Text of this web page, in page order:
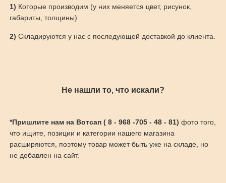
1) Которые производим (у них меняется цвет, рисунок,
габариты, толщины)
2) Складируются у нас с последующей доставкой до клиента.
Не нашли то, что искали?
*Пришлите нам на Вотсап ( 8 - 968 -705 - 48 - 81) фото того,
что ищите, позиции и категории нашего магазина
расширяются, поэтому товар может быть уже на складе, но
не добавлен на сайт.